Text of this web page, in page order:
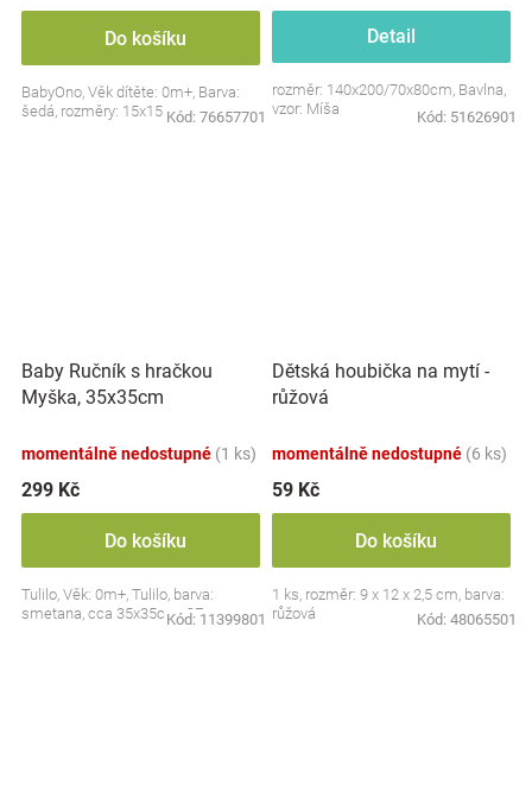
Do košíku
BabyOno, Věk dítěte: 0m+, Barva:
šedá, rozměry: 15x15 cm.
Kód: 76657701
Detail
rozměr: 140x200/70x80cm, Bavlna,
vzor: Míša
Kód: 51626901
Baby Ručník s hračkou
Myška, 35x35cm
momentálně nedostupné (1 ks)
299 Kč
Do košíku
Tulilo, Věk: 0m+, Tulilo, barva:
smetana, cca 35x35cm, CE
Kód: 11399801
Dětská houbička na mytí -
růžová
momentálně nedostupné (6 ks)
59 Kč
Do košíku
1 ks, rozměr: 9 x 12 x 2,5 cm, barva:
růžová
Kód: 48065501